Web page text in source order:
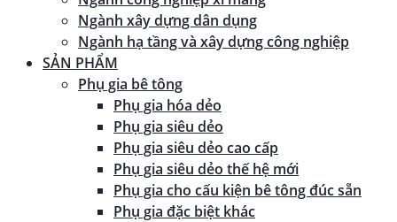
Ngành xây dựng dân dụng
Ngành hạ tầng và xây dựng công nghiệp
SẢN PHẨM
Phụ gia bê tông
Phụ gia hóa dẻo
Phụ gia siêu dẻo
Phụ gia siêu dẻo cao cấp
Phụ gia siêu dẻo thế hệ mới
Phụ gia cho cấu kiện bê tông đúc sẵn
Phụ gia đặc biệt khác